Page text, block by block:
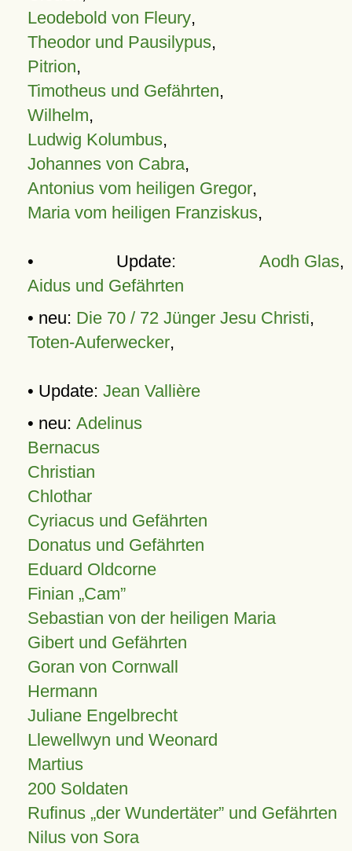
Leodebold von Fleury,
Theodor und Pausilypus,
Pitrion,
Timotheus und Gefährten,
Wilhelm,
Ludwig Kolumbus,
Johannes von Cabra,
Antonius vom heiligen Gregor,
Maria vom heiligen Franziskus,
• Update: Aodh Glas,
Aidus und Gefährten
• neu: Die 70 / 72 Jünger Jesu Christi,
Toten-Auferwecker,
• Update: Jean Vallière
• neu: Adelinus
Bernacus
Christian
Chlothar
Cyriacus und Gefährten
Donatus und Gefährten
Eduard Oldcorne
Finian Cam
Sebastian von der heiligen Maria
Gibert und Gefährten
Goran von Cornwall
Hermann
Juliane Engelbrecht
Llewellwyn und Weonard
Martius
200 Soldaten
Rufinus „der Wundertäter” und Gefährten
Nilus von Sora